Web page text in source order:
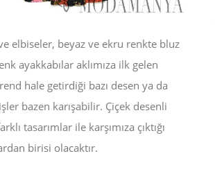
elbiseler, beyaz ve ekru renkte bluz
ayakkabılar aklımıza ilk gelen
hale getirdiği bazı desen ya da
bazen karışabilir. Çiçek desenli
tasarımlar ile karşımıza çıktığı
birisi olacaktır.